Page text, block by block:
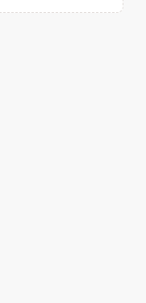
s novým
prodejce
v situaci, kdy
období, nejen
kvalitě, ale
například závod
na dva, budeme
symbolické
TOUR 2022